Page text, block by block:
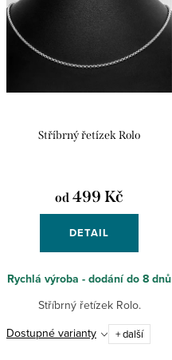
Stříbrný řetízek Rolo
od 499 Kč
DETAIL
Rychlá výroba - dodání do 8 dnů
Stříbrný řetízek Rolo.
Dostupné varianty
+ další